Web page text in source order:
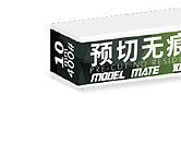
Контакты
Корзина